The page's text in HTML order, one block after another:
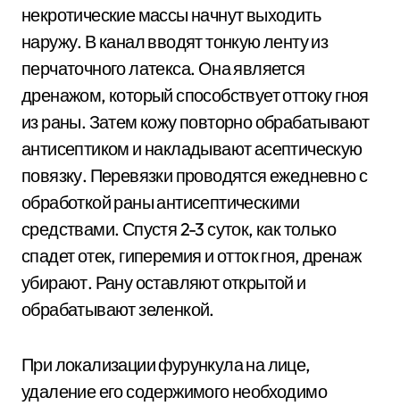
некротические массы начнут выходить
наружу. В канал вводят тонкую ленту из
перчаточного латекса. Она является
дренажом, который способствует оттоку гноя
из раны. Затем кожу повторно обрабатывают
антисептиком и накладывают асептическую
повязку. Перевязки проводятся ежедневно с
обработкой раны антисептическими
средствами. Спустя 2-3 суток, как только
спадет отек, гиперемия и отток гноя, дренаж
убирают. Рану оставляют открытой и
обрабатывают зеленкой.
При локализации фурункула на лице,
удаление его содержимого необходимо